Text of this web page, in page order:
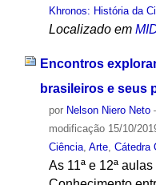
Khronos: História da
Localizado em
Encontros
brasileiros e seus
por Nelson Niero Neto
modificação15/10/
Ciência, Arte, Cátedra
As 11ª e 12ª